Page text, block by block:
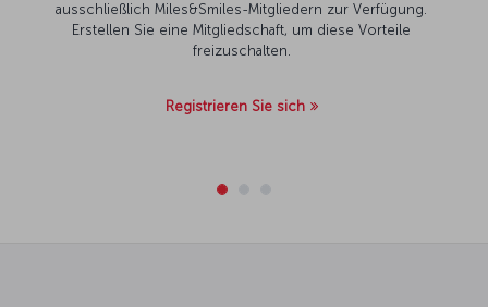
ausschließlich Miles&Smiles-Mitgliedern zur Verfügung.
Erstellen Sie eine Mitgliedschaft, um diese Vorteile
freizuschalten.
Registrieren Sie sich